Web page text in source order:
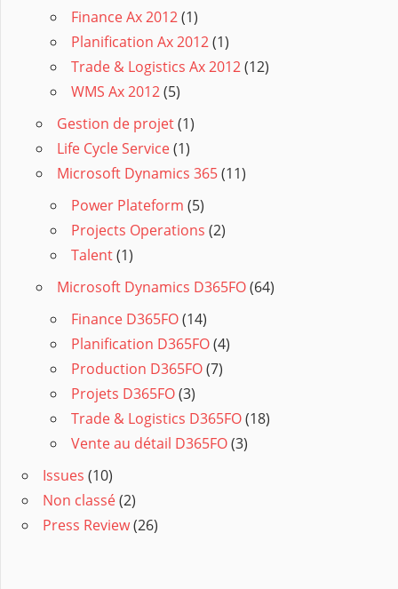
Finance Ax 2012(1)
Planification Ax 2012(1)
Trade & Logistics Ax 2012(12)
WMS Ax 2012(5)
Gestion de projet(1)
Life Cycle Service(1)
Microsoft Dynamics 365(11)
Power Plateform (5)
Projects Operations (2)
Talent(1)
Microsoft Dynamics D365FO(64)
Finance D365FO(14)
Planification D365FO(4)
Production D365FO(7)
Projets D365FO(3)
Trade & Logistics D365FO(18)
Vente au détail D365FO(3)
Issues (10)
Non classé(2)
Press Review(26)